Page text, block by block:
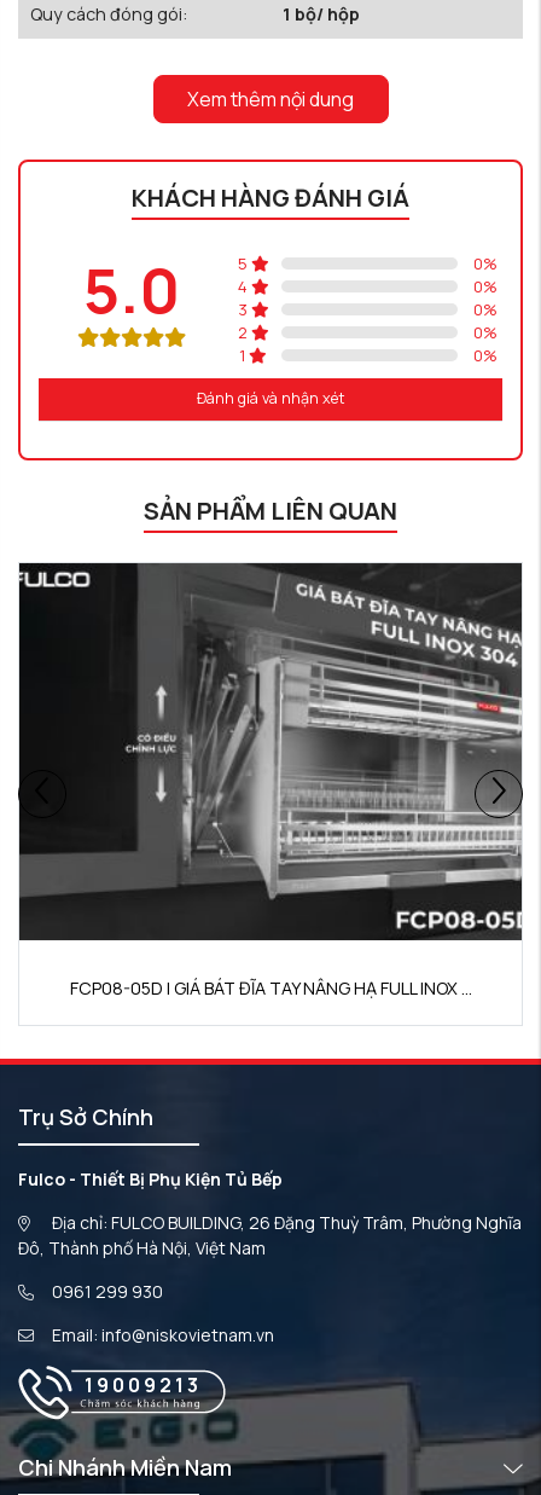
Quy cách đóng gói: 1 bộ/ hộp
Xem thêm nội dung
KHÁCH HÀNG ĐÁNH GIÁ
5.0 5 0%
4
0%
3
0%
2
0%
1
0%
Đánh giá và nhận xét
SẢN PHẨM LIÊN QUAN
FCP08-05D | GIÁ BÁT ĐĨA TAY NÂNG HẠ FULL INOX ...
Trụ Sở Chính
Fulco - Thiết Bị Phụ Kiện Tủ Bếp
Địa chỉ: FULCO BUILDING, 26 Đặng Thuỳ Trâm, Phường Nghĩa
Đô, Thành phố Hà Nội, Việt Nam
0961 299 930
Email: info@niskovietnam.vn
19009213
Chi Nhánh Miền Nam